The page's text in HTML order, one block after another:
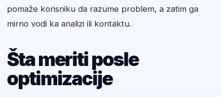
pomaže korisniku da razume problem, a zatim ga
mirno vodi ka analizi ili kontaktu.
Šta meriti posle
optimizacije